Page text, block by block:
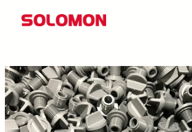
Skip